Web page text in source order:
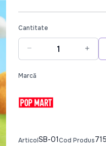
Cantitate
Marcă
ArticolSB-01Cod Produs